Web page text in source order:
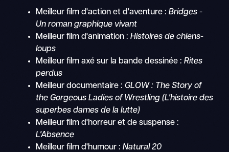
Meilleur film d'action et d'aventure :Bridges -
Un roman graphique vivant
Meilleur film d'animation :Histoires de chiens-
loups
Meilleur film axé sur la bande dessinée :Rites
perdus
Meilleur documentaire : GLOW : The Story of
the Gorgeous Ladies of Wrestling (L'histoire des
superbes dames de la lutte)
Meilleur film d'horreur et de suspense :
L'Absence
Meilleur film d'humour :Natural 20